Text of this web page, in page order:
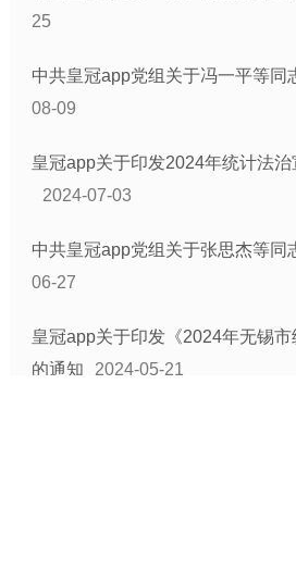
25
中共皇冠app党组关于冯一平等同
08-09
皇冠app关于印发2024年统计法
2024-07-03
中共皇冠app党组关于张思杰等同
06-27
皇冠app关于印发《2024年无锡市
的通知
2024-05-21